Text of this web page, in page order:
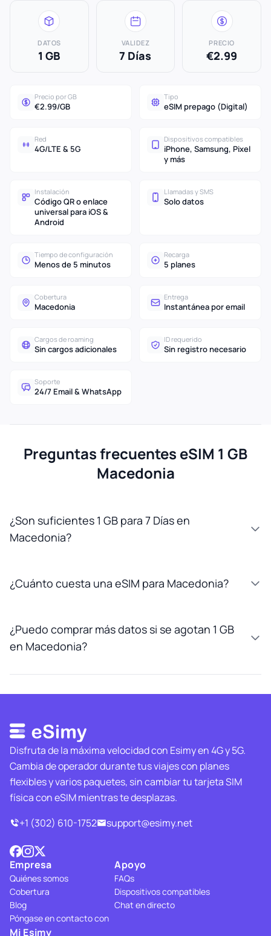
DATOS
1 GB
VALIDEZ
7 Días
PRECIO
€2.99
Precio por GB
€2.99/GB
Tipo
eSIM prepago (Digital)
Red
4G/LTE & 5G
Dispositivos compatibles
iPhone, Samsung, Pixel
y más
Instalación
Código QR o enlace
universal para iOS &
Android
Llamadas y SMS
Solo datos
Tiempo de configuración
Menos de 5 minutos
Recarga
5 planes
Cobertura
Macedonia
Entrega
Instantánea por email
Cargos de roaming
Sin cargos adicionales
ID requerido
Sin registro necesario
Soporte
24/7 Email & WhatsApp
Preguntas frecuentes eSIM 1 GB
Macedonia
¿Son suficientes 1 GB para 7 Días en
Macedonia?
¿Cuánto cuesta una eSIM para Macedonia?
¿Puedo comprar más datos si se agotan 1 GB
en Macedonia?
Disfruta de la máxima velocidad con Esimy en 4G y 5G.
Cambia de operador durante tus viajes con planes
flexibles y varios paquetes, sin cambiar tu tarjeta SIM
física con eSIM mientras te desplazas.
+1 (302) 610-1752
support@esimy.net
Empresa
Quiénes somos
Cobertura
Blog
Póngase en contacto con
Apoyo
FAQs
Dispositivos compatibles
Chat en directo
Mi Esimy